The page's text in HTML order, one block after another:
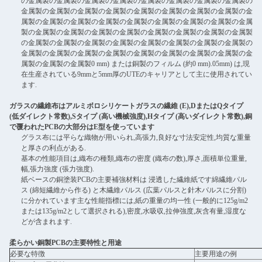
金属製の金属製の金属製の金属製の金属製の金属製の金属製の金属製の金
属製の金属製の金属製の金属製の金属製の金属製の金属製の金属製の金属
製の金属製の金属製の金属製の金属製の金属製の金属製の金属製の金属製
の金属製の金属製の金属製の金属製の金属製の金属製の金属製の金属製の
金属製の金属製の金属製の金属製の金属製の金属製の金属製の金属製の金
属製の金属製の金属製0 mm) または銅製のフィルム (約0 mm).05mm) は,現
在生産されている9mmと5mm厚のUTEのキャリアとして主に使用されてい
ます.
ガラスの繊維布はアルミボロシリケートガラスの繊維 (E),DまたはQタイプ
(低ダイレクト常数),Sタイプ (高い機械強度),Hタイプ (高いダイレクト常数),銅
で覆われたPCBの大部分はE型を使っています
グラス布には平らな織物が用いられ,高張力,良好な寸法安定性,均質な重量
と厚さの利点がある.
基本の性能項目は,織布の種類,織布の密度 (織布の数),厚さ,面積単位重量,
幅,張力強度 (張力強度).
紙ベースの銅塗装PCBの主要補強材料は 浸透した繊維紙です綿繊維パル
ス (綿短繊維から作る) と木繊維パルス (広葉パルスと針木パルスに分割)
に分かれています主な性能指標には,紙の重量の均一性 (一般的に125g/m2
または135g/m2として選択される),密度,水吸収,拉伸強度,灰含有量,湿度な
どが含まれます.
柔らかい銅製PCBの主要特性と用途
必要な特徴
主要用途の例